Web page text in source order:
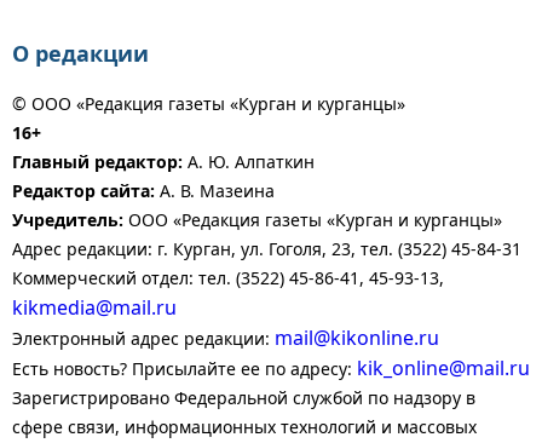
О редакции
© ООО «Редакция газеты «Курган и курганцы»
16+
Главный редактор: А. Ю. Алпаткин
Редактор сайта: А. В. Мазеина
Учредитель: ООО «Редакция газеты «Курган и курганцы»
Адрес редакции: г. Курган, ул. Гоголя, 23, тел. (3522) 45-84-31
Коммерческий отдел: тел. (3522) 45-86-41, 45-93-13,
kikmedia@mail.ru
Электронный адрес редакции: mail@kikonline.ru
Есть новость? Присылайте ее по адресу: kik_online@mail.ru
Зарегистрировано Федеральной службой по надзору в
сфере связи, информационных технологий и массовых